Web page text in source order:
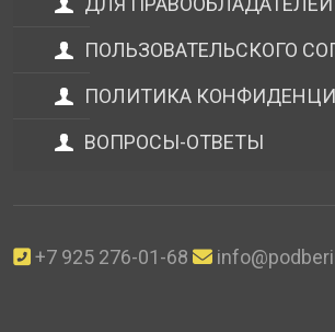
ПОЛЬЗОВАТЕЛЬСКОГО
ПОЛИТИКА
ВОПРОСЫ-ОТВЕТЫ
+7 925 276-01-68